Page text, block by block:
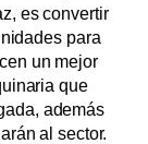
es convertir
para
un mejor
que
además
al sector.